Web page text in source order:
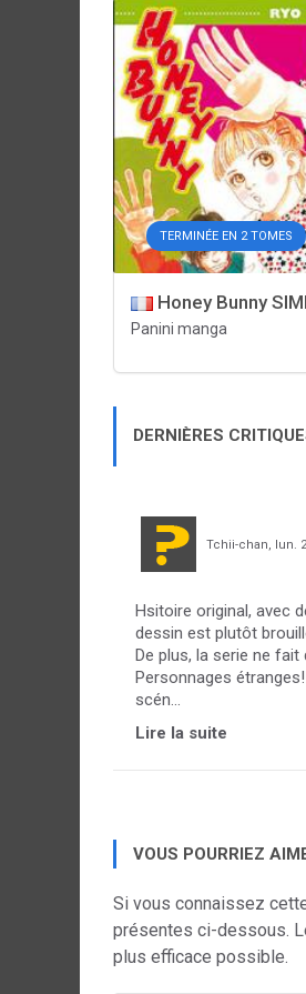
TERMINÉE EN 2 TOMES
Honey Bunny
Panini manga
DERNIÈRES
Tchii-chan, lun.
Hsitoire original, avec
dessin est plutôt
De plus, la serie ne fait
Personnages
scén...
Lire la suite
VOUS POURRIEZ
Si vous connaissez
présentes ci-dessous.
plus efficace possible.